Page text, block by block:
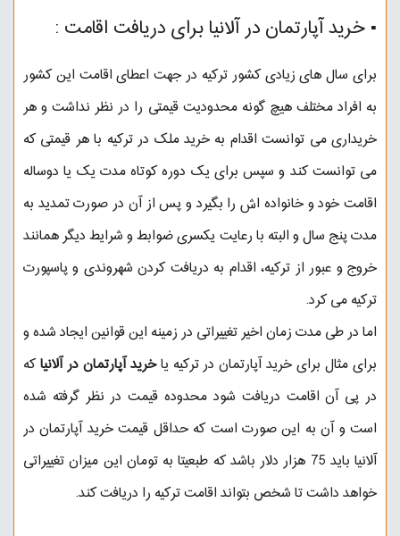
▪︎ ️خرید آپارتمان در آلانیا برای دریافت اقامت :
برای سال های زیادی کشور ترکیه در جهت اعطای اقامت این کشور
به افراد مختلف هیچ گونه محدودیت قیمتی را در نظر نداشت و هر
خریداری می توانست اقدام به خرید ملک در ترکیه با هر قیمتی که
می توانست کند و سپس برای یک دوره کوتاه مدت یک یا دوساله
اقامت خود و خانواده اش را بگیرد و پس از آن در صورت تمدید به
مدت پنج سال و البته با رعایت یکسری ضوابط و شرایط دیگر همانند
خروج و عبور از ترکیه، اقدام به دریافت کردن شهروندی و پاسپورت
ترکیه می کرد.
اما در طی مدت زمان اخیر تغییراتی در زمینه این قوانین ایجاد شده و
برای مثال برای خرید آپارتمان در ترکیه یاخرید آپارتمان در آلانیاکه
در پی آن اقامت دریافت شود محدوده قیمت در نظر گرفته شده
است و آن به این صورت است که حداقل قیمت خرید آپارتمان در
آلانیا باید 75 هزار دلار باشد که طبعیتا به تومان این میزان تغییراتی
خواهد داشت تا شخص بتواند اقامت ترکیه را دریافت کند.